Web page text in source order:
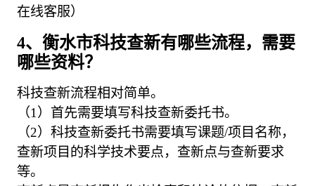
在线客服）
4、衡水市科技查新有哪些流程，需要
哪些资料？
科技查新流程相对简单。
（1）首先需要填写科技查新委托书。
（2）科技查新委托书需要填写课题/项目名称，
查新项目的科学技术要点，查新点与查新要求
等。